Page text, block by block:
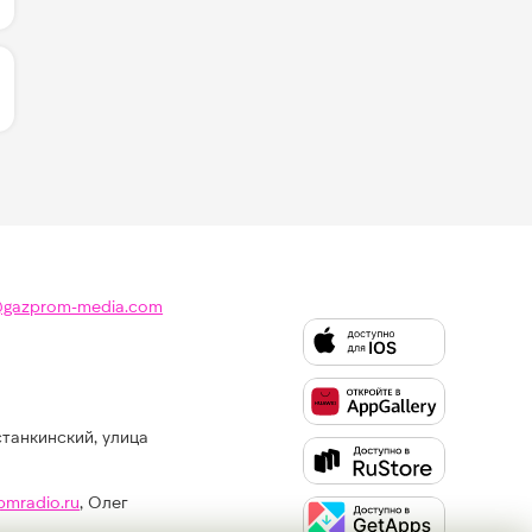
ЛАЙКОВ ЗА "DON'T LEAVE (KYLIE) - AKCENT &
media.com
улица
, Олег